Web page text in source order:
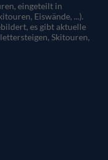
eingeteilt in
Eiswände, ...).
es gibt aktuelle
Skitouren,